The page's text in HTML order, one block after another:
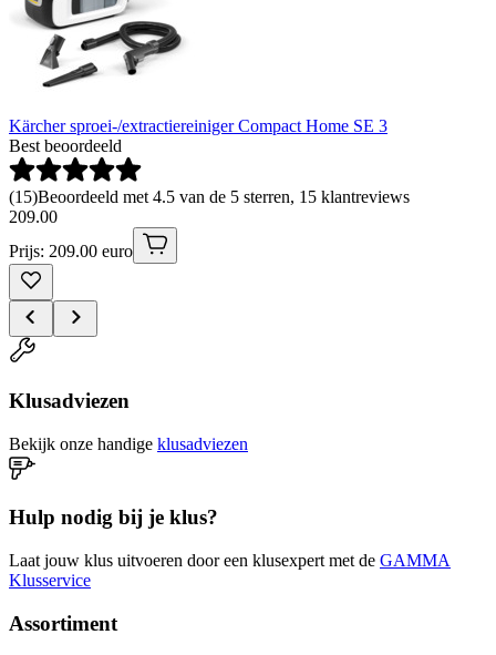
Kärcher sproei-/extractiereiniger Compact Home SE 3
Best beoordeeld
(15)Beoordeeld met 4.5 van de 5 sterren, 15 klantreviews
209.00
Prijs: 209.00 euro
Klusadviezen
Bekijk onze handige klusadviezen
Hulp nodig bij je klus?
Laat jouw klus uitvoeren door een klusexpert met de GAMMA
Klusservice
Assortiment